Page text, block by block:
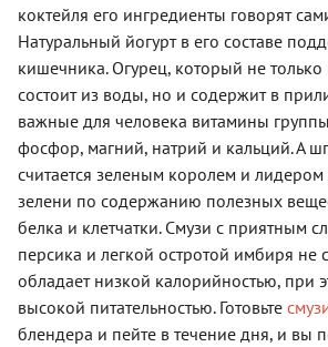
коктейля его ингредиенты говорят
Натуральный йогурт в его составе
кишечника. Огурец, который не
состоит из воды, но и содержит в
важные для человека витамины
фосфор, магний, натрий и кальций. А
считается зеленым королем и
зелени по содержанию полезных
белка и клетчатки. Смузи с приятным
персика и легкой остротой имбиря не
обладает низкой калорийностью, при
высокой питательностью. Готовьте
блендера и пейте в течение дня, и вы